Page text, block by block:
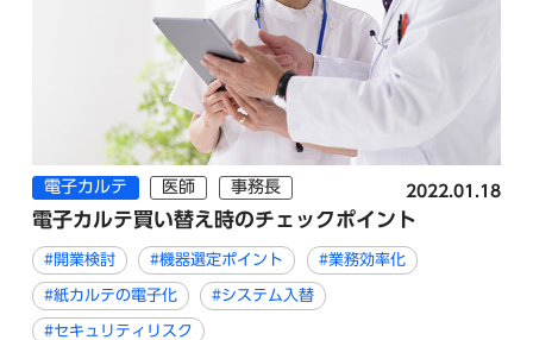
電子カルテ 医師 事務長 2022.01.18
電子カルテ買い替え時のチェックポイント
#開業検討 #機器選定ポイント #業務効率化
#紙カルテの電子化 #システム入替
#セキュリティリスク